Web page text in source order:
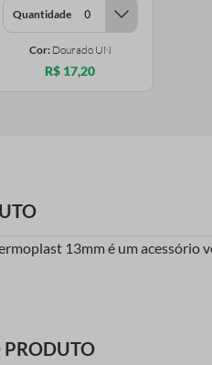
Quantidade
Cor: Dourado UN
R$ 17,20
13mm é um acessório
PRODUTO